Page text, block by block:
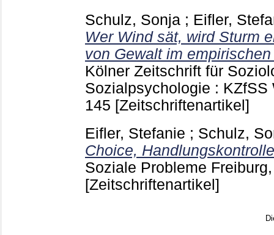
Schulz, Sonja ; Eifler,
Wer Wind sät, wird Sturm
von Gewalt im
Kölner Zeitschrift für
Sozialpsychologie :
145 [Zeitschriftenartikel]
Eifler, Stefanie ; Schulz,
Choice,
Soziale Probleme
[Zeitschriftenartikel]